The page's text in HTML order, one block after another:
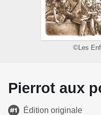
©Les
Pierrot aux
Édition originale